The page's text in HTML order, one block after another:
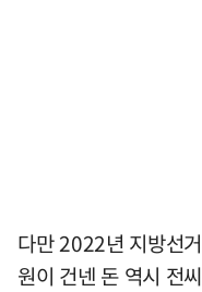
다만 2022년 지방선
원이 건넨 돈 역시 전